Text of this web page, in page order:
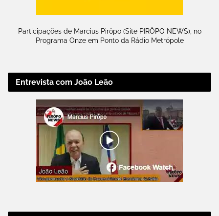
Participações de Marcius Pirôpo (Site PIRÔPO NEWS), no
Programa Onze em Ponto da Rádio Metrópole
Entrevista com João Leão